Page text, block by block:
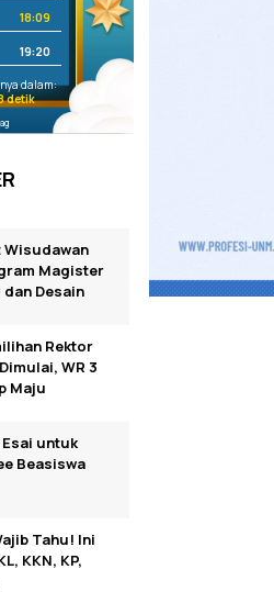
18:09
19:20
dalam:
detik
Wisudawan
Magister
dan Desain
Rektor
WR 3
Maju
untuk
Beasiswa
Tahu! Ini
KKN, KP,